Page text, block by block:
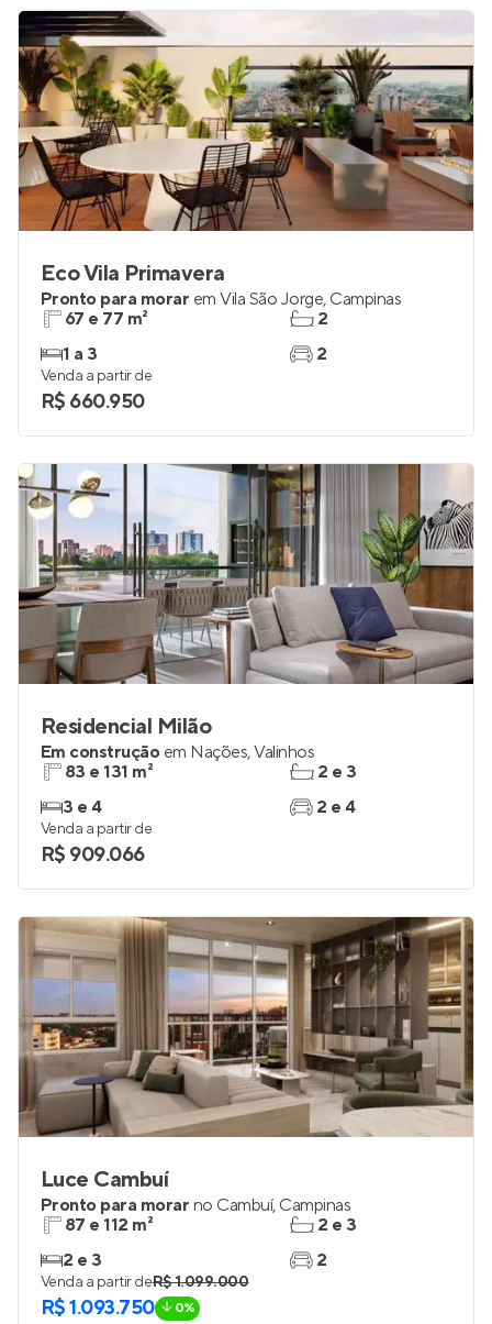
Eco Vila Primavera
Pronto para morar em Vila São Jorge, Campinas
67 e 77 m²
1 a 3
2
2
Venda a partir de
R$ 660.950
Residencial Milão
Em construção em Nações,Valinhos
83 e 131 m²
3 e 4
2 e 3
2 e 4
Venda a partir de
R$ 909.066
Luce Cambuí
Pronto para morar no Cambuí, Campinas
87 e 112 m²
2 e 3
2 e 3
2
Venda a partir deR$ 1.099.000
R$ 1.093.750 0%